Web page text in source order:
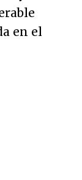
en el